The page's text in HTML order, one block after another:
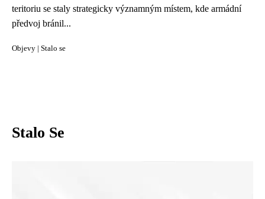
teritoriu se staly strategicky významným místem, kde armádní
předvoj bránil...
Objevy Stalo se
Stalo Se